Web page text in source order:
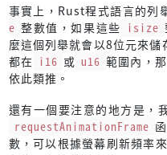
                    counter
                };
if
                    }
const canvas =
let size: number ;
if (screenWidth <
size =
事實上，Rust程式語言的列
e 整數值，如果這些 isize
麼這個列舉就會以8位元來儲
都在 i16 或 u16 範圍內，
依此類推。
還有一個要注意的地方是，
requestAnimationFrame
數，可以根據螢幕刷新頻率